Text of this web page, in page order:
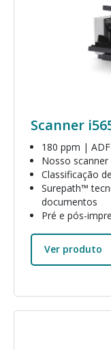
Scanner
180 ppm |
Nosso
Classificação
Surepath™
documentos
Pré e pós-
Ver produto
Imagem